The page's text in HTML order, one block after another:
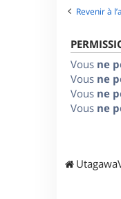
Revenir à
Vous ne
Vous ne
Vous ne
Vous ne